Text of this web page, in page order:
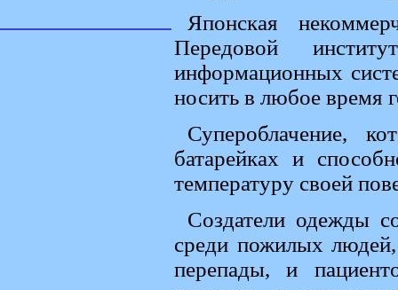
Японская
Передовой
информационных
носить в любое время
Супероблачение,
батарейках и
температуру своей
Создатели одежды
среди пожилых
перепады, и